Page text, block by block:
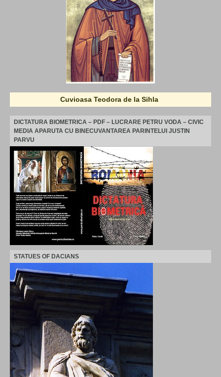
Cuvioasa Teodora de la Sihla
DICTATURA BIOMETRICA – PDF – LUCRARE PETRU VODA – CIVIC
MEDIA APARUTA CU BINECUVANTAREA PARINTELUI JUSTIN
PARVU
STATUES OF DACIANS